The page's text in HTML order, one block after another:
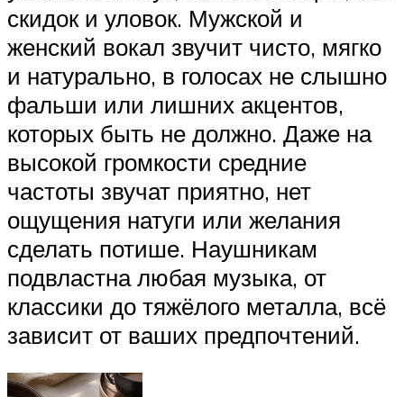
скидок и уловок. Мужской и
женский вокал звучит чисто, мягко
и натурально, в голосах не слышно
фальши или лишних акцентов,
которых быть не должно. Даже на
высокой громкости средние
частоты звучат приятно, нет
ощущения натуги или желания
сделать потише. Наушникам
подвластна любая музыка, от
классики до тяжёлого металла, всё
зависит от ваших предпочтений.